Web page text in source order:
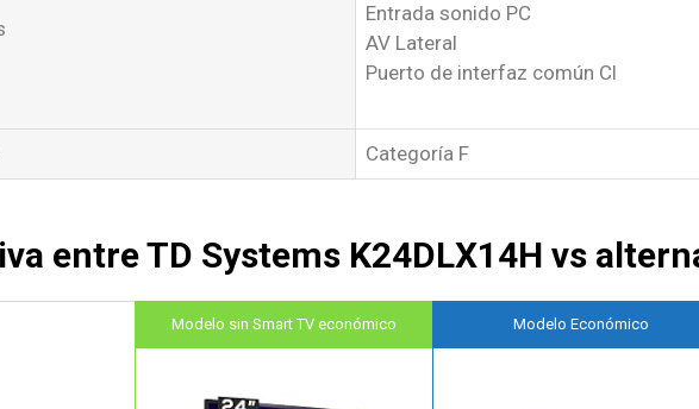
Entrada sonido PC
AV Lateral
Puerto de interfaz común Cl
Categoría F
entre TD Systems K24DLX14H vs
Modelo sin Smart TV económico Modelo Económico